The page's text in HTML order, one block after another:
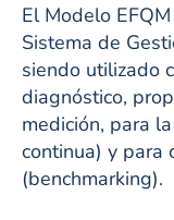
El Modelo
Sistema de
siendo utilizado
diagnóstico,
medición, para
continua) y para
(benchmarking).